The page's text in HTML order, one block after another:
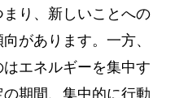
り、新しいことへの
があります。一方、
エネルギーを集中す
期間、集中的に行動